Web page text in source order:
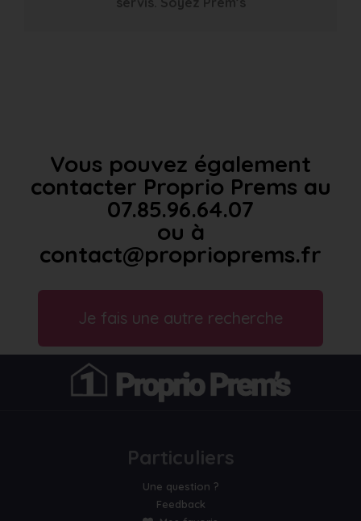
Vous pouvez également
contacter Proprio Prems au
07.85.96.64.07
ou à
contact@proprioprems.fr
Je fais une autre recherche
Particuliers
Une question ?
Feedback